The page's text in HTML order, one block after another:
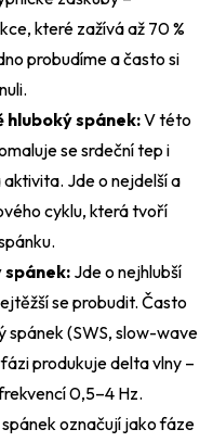
které zažívá až 70 %
probudíme a často si
hluboký spánek:V této
se srdeční tep i
Jde o nejdelší a
cyklu, která tvoří
spánek: Jde o nejhlubší
se probudit. Často
spánek (SWS, slow-wave
produkuje delta vlny –
0,5–4 Hz.
označují jako fáze